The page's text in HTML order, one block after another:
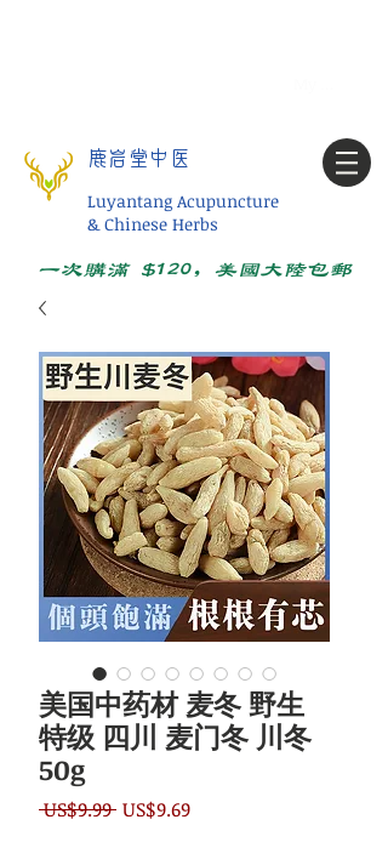
鹿岩堂中医
Luyantang Acupuncture
& Chinese Herbs
一次购满 $120，美国大陆包邮
美国中药材 麦冬 野生
特级 四川 麦门冬 川冬
50g
US$9.99 一US$9.69促